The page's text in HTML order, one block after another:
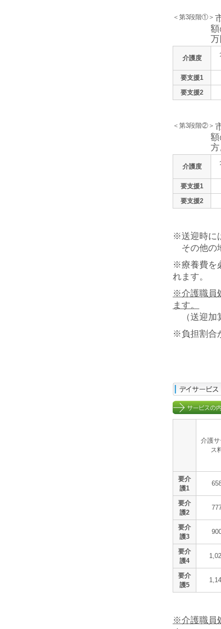
＜第3段階①＞
介護度
要支援1
要支援2
＜第3段階②＞
介護度
要支援1
要支援2
※送迎時に
その他の
※療養費を
れます。
※介護職員
ます。
（送迎加
※負担割合
介護
ス
要介
護1
要介
護2
要介
護3
要介
護4
要介
護5
※介護職員